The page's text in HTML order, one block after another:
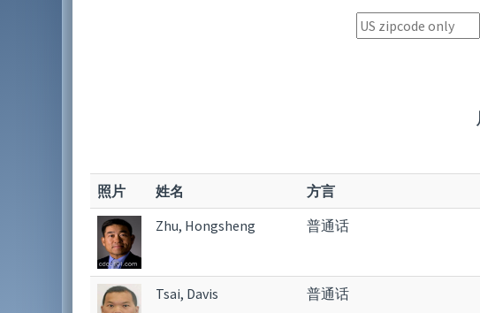
照片 姓名 方言
Zhu, Hongsheng
普通话
Tsai, Davis 普通话